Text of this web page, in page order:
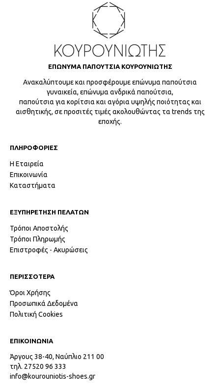
ΕΠΩΝΥΜΑ ΠΑΠΟΥΤΣΙΑ ΚΟΥΡΟΥΝΙΩΤΗΣ
Ανακαλύπτουμε και προσφέρουμε επώνυμα παπούτσια
γυναικεία, επώνυμα ανδρικά παπούτσια,
παπούτσια για κορίτσια και αγόρια υψηλής ποιότητας και
αισθητικής, σε προσιτές τιμές ακολουθώντας τα trends της
εποχής.
ΠΛΗΡΟΦΟΡΙΕΣ
Η Εταιρεία
Επικοινωνία
Καταστήματα
ΕΞΥΠΗΡΕΤΗΣΗ ΠΕΛΑΤΩΝ
Τρόποι Αποστολής
Τρόποι Πληρωμής
Επιστροφές - Ακυρώσεις
ΠΕΡΙΣΣΟΤΕΡΑ
Όροι Χρήσης
Προσωπικά Δεδομένα
Πολιτική Cookies
ΕΠΙΚΟΙΝΩΝΙΑ
Άργους 38-40, Ναύπλιο 211 00
τηλ. 27520 96 333
info@kourouniotis-shoes.gr